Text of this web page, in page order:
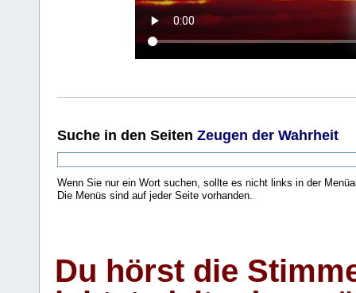
Suche in den Seiten Zeugen der Wahrheit
Wenn Sie nur ein Wort suchen, sollte es nicht links in der
Die Menüs sind auf jeder Seite vorhanden..
Du hörst die